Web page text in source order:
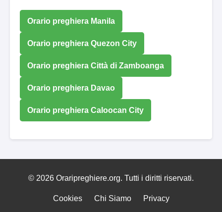
Orario preghiera Manila
Orario preghiera Quezon City
Orario preghiera Città di Zamboanga
Orario preghiera Davao
Orario preghiera Caloocan City
© 2026 Oraripreghiere.org. Tutti i diritti riservati.
Cookies Chi Siamo Privacy